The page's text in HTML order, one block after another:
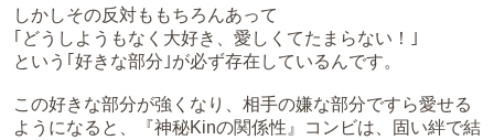
しかしその反対ももちろんあって
｢どうしようもなく大好き、愛しくてたまらない！｣
という｢好きな部分｣が必ず存在しているんです。
この好きな部分が強くなり、相手の嫌な部分ですら愛せる
ようになると、『神秘Kinの関係性』コンビは、固い絆で結